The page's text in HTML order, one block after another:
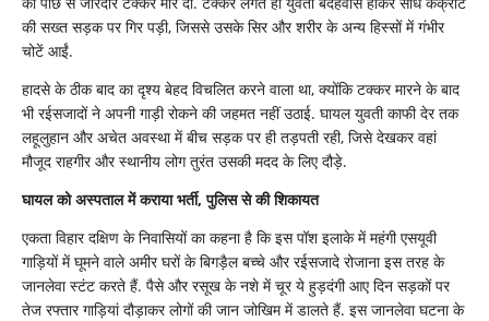
की सख्त सड़क पर गिर पड़ी, जिससे उसके सिर और शरीर के अन्य हिस्सों में गंभीर
चोटें आईं.
हादसे के ठीक बाद का दृश्य बेहद विचलित करने वाला था, क्योंकि टक्कर मारने के बाद
भी रईसजादों ने अपनी गाड़ी रोकने की जहमत नहीं उठाई. घायल युवती काफी देर तक
लहूलुहान और अचेत अवस्था में बीच सड़क पर ही तड़पती रही, जिसे देखकर वहां
मौजूद राहगीर और स्थानीय लोग तुरंत उसकी मदद के लिए दौड़े.
घायल को अस्पताल में कराया भर्ती, पुलिस से की शिकायत
एकता विहार दक्षिण के निवासियों का कहना है कि इस पॉश इलाके में महंगी एसयूवी
गाड़ियों में घूमने वाले अमीर घरों के बिगड़ैल बच्चे और रईसजादे रोजाना इस तरह के
जानलेवा स्टंट करते हैं. पैसे और रसूख के नशे में चूर ये हुड़दंगी आए दिन सड़कों पर
तेज रफ्तार गाड़ियां दौड़ाकर लोगों की जान जोखिम में डालते हैं. इस जानलेवा घटना के